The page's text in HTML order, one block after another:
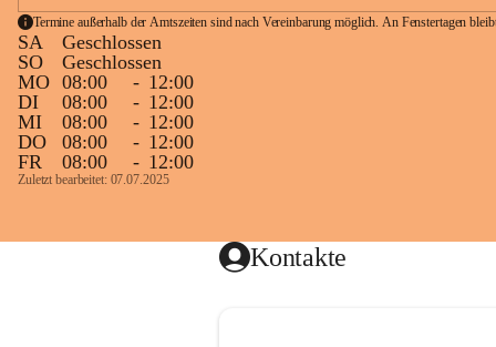
Termine außerhalb der Amtszeiten sind nach Vereinbarung möglich. An Fenstertagen
SA
Geschlossen
SO
Geschlossen
MO 08:00 - 12:00
DI
08:00 - 12:00
MI
08:00 - 12:00
DO
08:00 - 12:00
FR
08:00 - 12:00
Zuletzt bearbeitet: 07.07.2025
Kontakte